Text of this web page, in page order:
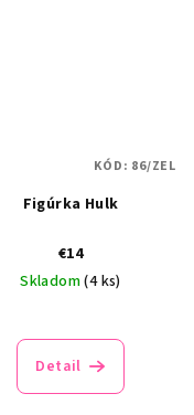
Figúrka Hulk
€14
Skladom(4 ks)
Detail
KÓD: 86/ZEL